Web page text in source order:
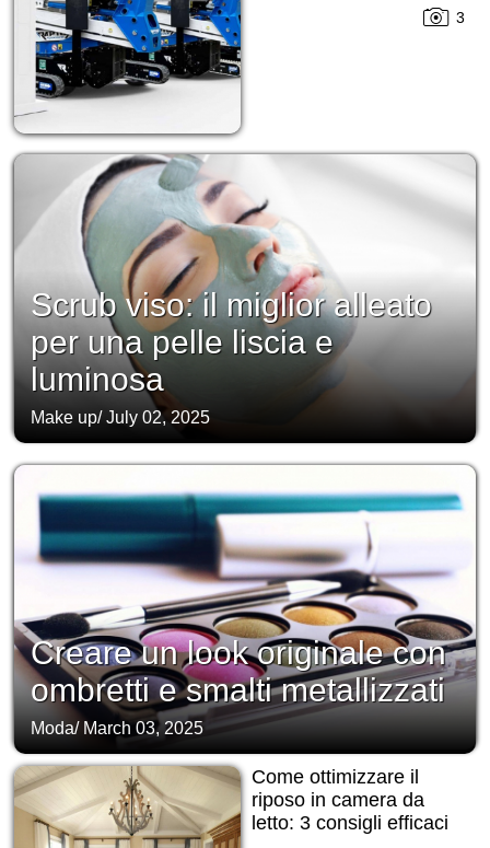
3
Scrub viso: il miglior alleato
per una pelle liscia e
luminosa
Make up/July 02, 2025
Creare un look originale con
ombretti e smalti metallizzati
Moda/ March 03, 2025
Come ottimizzare il
riposo in camera da
letto: 3 consigli efficaci